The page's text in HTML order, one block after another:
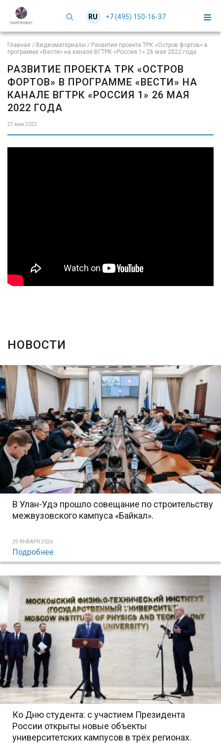
EN
RU +7 (495) 150-16-37
Главная / Видеоматериалы / Развитие проекта ТРК «Остров фортов» в
программе «Вести» на канале ВГТРК «Россия 1» 26 мая 2022 года
РАЗВИТИЕ ПРОЕКТА ТРК «ОСТРОВ
ФОРТОВ» В ПРОГРАММЕ «ВЕСТИ» НА
КАНАЛЕ ВГТРК «РОССИЯ 1» 26 МАЯ
2022 ГОДА
27 мая 2022
НОВОСТИ
В Улан-Удэ прошло совещание по строительству
межвузовского кампуса «Байкал».
29 ЯНВАРЯ 2026
Подробнее
Ко Дню студента: с участием Президента
России открыты новые объекты
университетских кампусов в трёх регионах.